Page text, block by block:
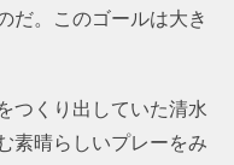
だ。このゴールは大き
つくり出していた清水
素晴らしいプレーをみ